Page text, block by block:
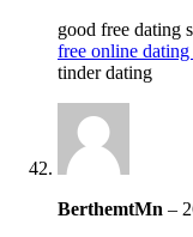
good free dating
free online dating
tinder dating
BerthemtMn –